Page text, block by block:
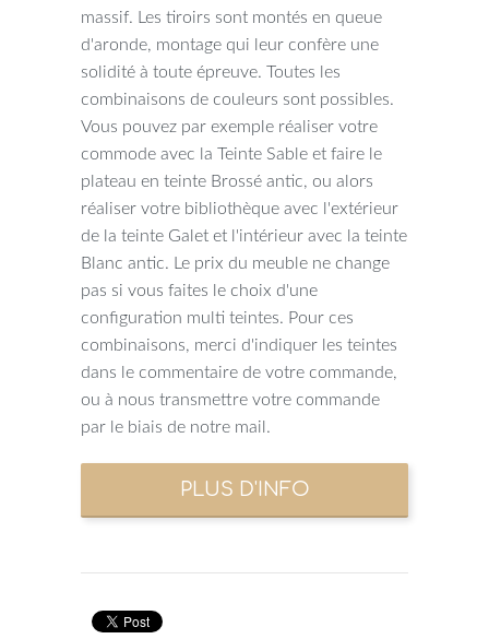
massif. Les tiroirs sont montés en queue
d'aronde, montage qui leur confère une
solidité à toute épreuve. Toutes les
combinaisons de couleurs sont possibles.
Vous pouvez par exemple réaliser votre
commode avec la Teinte Sable et faire le
plateau en teinte Brossé antic, ou alors
réaliser votre bibliothèque avec l'extérieur
de la teinte Galet et l'intérieur avec la teinte
Blanc antic. Le prix du meuble ne change
pas si vous faites le choix d'une
configuration multi teintes. Pour ces
combinaisons, merci d'indiquer les teintes
dans le commentaire de votre commande,
ou à nous transmettre votre commande
par le biais de notre mail.